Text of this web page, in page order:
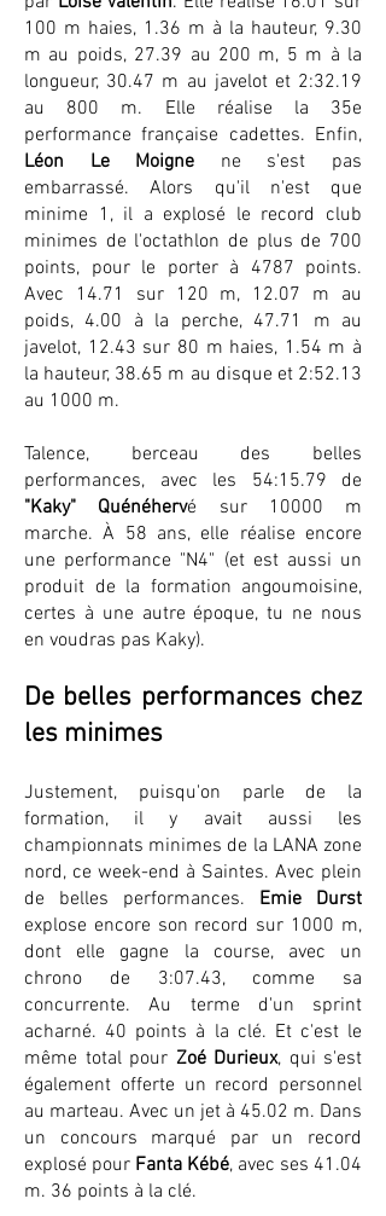
100 m haies, 1.36 m à la hauteur, 9.30
m au poids, 27.39 au 200 m, 5 m à la
longueur, 30.47 m au javelot et 2:32.19
au 800 m. Elle réalise la 35e
performance française cadettes. Enfin,
Léon Le Moigne ne s'est pas
embarrassé. Alors qu'il n'est que
minime 1, il a explosé le record club
minimes de l'octathlon de plus de 700
points, pour le porter à 4787 points.
Avec 14.71 sur 120 m, 12.07 m au
poids, 4.00 à la perche, 47.71 m au
javelot, 12.43 sur 80 m haies, 1.54 m à
la hauteur, 38.65 m au disque et 2:52.13
au 1000 m.
Talence, berceau des belles
performances, avec les 54:15.79 de
"Kaky" Quénéhervé sur 10000 m
marche. À 58 ans, elle réalise encore
une performance "N4" (et est aussi un
produit de la formation angoumoisine,
certes à une autre époque, tu ne nous
en voudras pas Kaky).
De belles performances chez
les minimes
Justement, puisqu'on parle de la
formation, il y avait aussi les
championnats minimes de la LANA zone
nord, ce week-end à Saintes. Avec plein
de belles performances. Emie Durst
explose encore son record sur 1000 m,
dont elle gagne la course, avec un
chrono de 3:07.43, comme sa
concurrente. Au terme d'un sprint
acharné. 40 points à la clé. Et c'est le
même total pour Zoé Durieux, qui s'est
également offerte un record personnel
au marteau. Avec un jet à 45.02 m. Dans
un concours marqué par un record
explosé pour Fanta Kébé, avec ses 41.04
m. 36 points à la clé.